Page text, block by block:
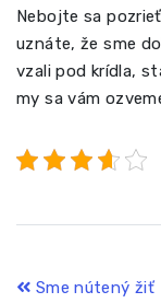
Nebojte sa
uznáte, že sme
vzali pod krídla,
my sa vám
Navigace
Sme nútený žiť